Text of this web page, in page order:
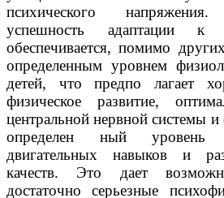
психического
успешность адаптации к
обеспечивается, помимо
определенным уровнем
детей, что предпо лагает
физическое развитие,
центральной нервной системы
определен ный уровень
двигательных навыков и
качеств. Это дает
достаточно серьезные